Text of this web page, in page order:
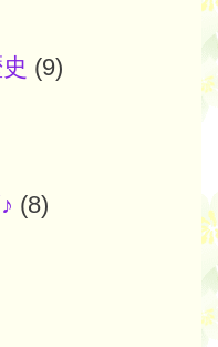
(9)
(8)